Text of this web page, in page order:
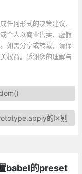
任何形式的决策建议、
个人以商业售卖、虚假
如需分享或转载，请保
权益。感谢您的理解与
的区别
babel的preset